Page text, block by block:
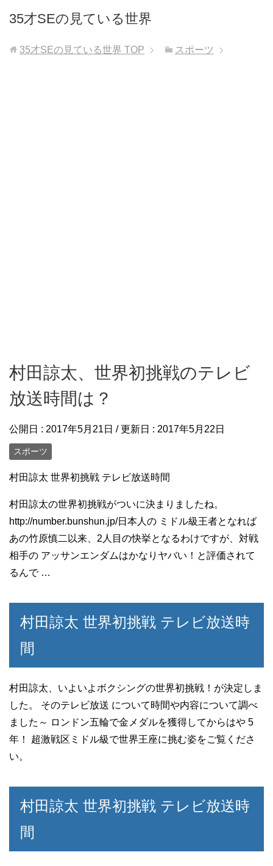
35才SEの見ている世界
35才SEの見ている世界 TOP スポーツ
村田諒太、世界初挑戦のテレビ
放送時間は？
公開日 : 2017年5月21日 / 更新日 : 2017年5月22日
スポーツ
村田諒太 世界初挑戦 テレビ放送時間
村田諒太の世界初挑戦がついに決まりましたね。
http://number.bunshun.jp/日本人の ミドル級王者となれば
あの竹原慎二以来、2人目の快挙となるわけですが、対戦
相手の アッサンエンダムはかなりヤバい！と評価されて
るんで …
村田諒太 世界初挑戦 テレビ放送時
間
村田諒太、いよいよボクシングの世界初挑戦！が決定しま
した。 そのテレビ放送 について時間や内容について調べ
ました～ ロンドン五輪で金メダルを獲得してからはや 5
年！ 超激戦区ミドル級で世界王座に挑む姿をご覧くださ
い。
村田諒太 世界初挑戦 テレビ放送時
間